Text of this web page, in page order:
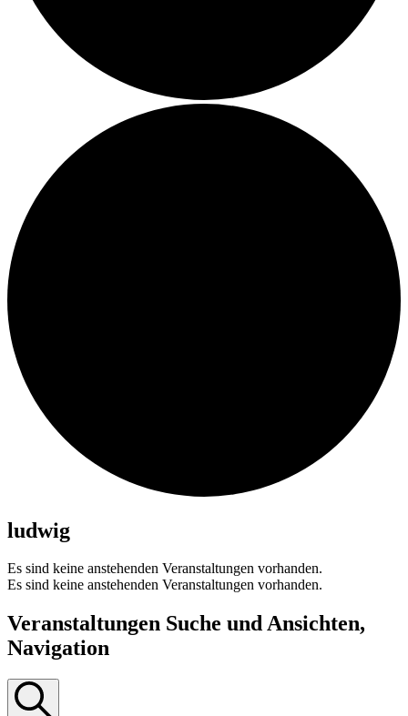
ludwig
Es sind keine anstehenden Veranstaltungen vorhanden.
Es sind keine anstehenden Veranstaltungen vorhanden.
Veranstaltungen Suche und Ansichten,
Navigation